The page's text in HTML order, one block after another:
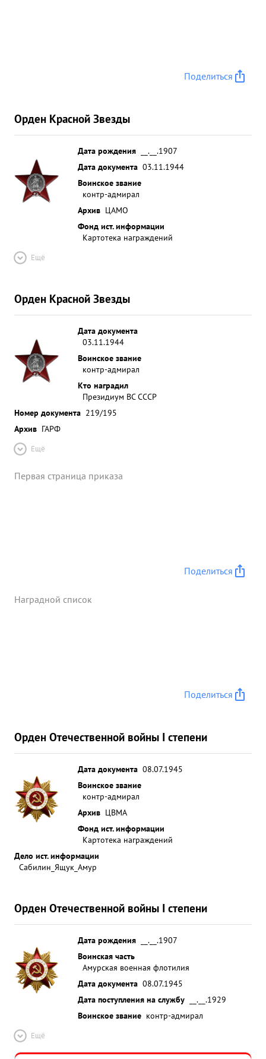
Поделиться
Орден Красной Звезды
Дата рождения
__.__.1907
Дата документа 03.11.1944
Воинское звание
контр-адмирал
Архив ЦАМО
Фонд ист. информации
Картотека награждений
Ещё
Орден Красной Звезды
Дата документа
03.11.1944
Воинское звание
контр-адмирал
Кто наградил
Президиум ВС СССР
Номер документа 219/195
Архив ГАРФ
Ещё
Первая страница приказа
Поделиться
Наградной список
Поделиться
Орден Отечественной войны I степени
Дата документа 08.07.1945
Воинское звание
контр-адмирал
Архив ЦВМА
Фонд ист. информации
Картотека награждений
Дело ист. информации
Сабилин_Ящук_Амур
Орден Отечественной войны I степени
Дата рождения
__.__.1907
Воинская часть
Амурская военная флотилия
Дата документа 08.07.1945
Дата поступления на службу
__.__.1929
Воинское звание контр-адмирал
Ещё